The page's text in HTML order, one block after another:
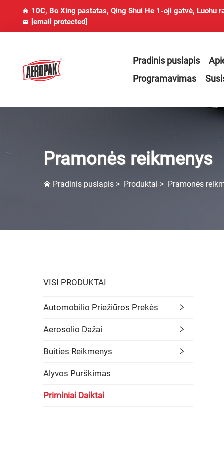
10C, Bo Xing pastatas, Qing Shui He 1-oji gatvė, Luohu
[email protected]
Pradinis puslapis
Programavimas
Pramonės reikmenys
Pradinis puslapis > Produktai > Pramonės
VISI PRODUKTAI
Automobilio Priežiūros Prekės
Aerosolio Dažai
Buities Reikmenys
Alyvos Purškimas
Priminiai Daiktai